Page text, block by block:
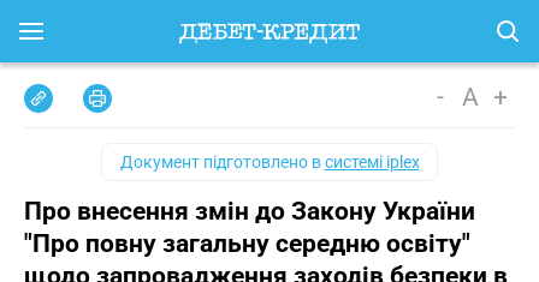
- A +
Документ підготовлено всистемі iplex
Про внесення змін до Закону України
"Про повну загальну середню освіту"
щодо запровадження заходів безпеки в